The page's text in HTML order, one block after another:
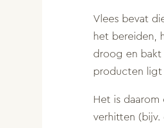
Vlees bevat
het bereiden,
droog en bakt
producten ligt
Het is
verhitten (bijv.